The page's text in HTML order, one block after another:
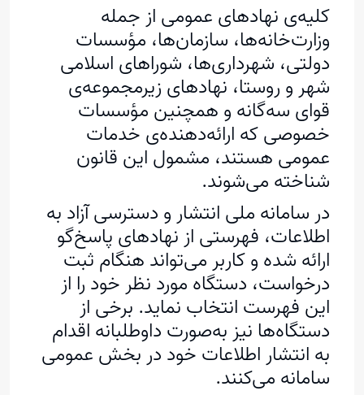
کلیه‌ی نهادهای عمومی از جمله
وزارت‌خانه‌ها، سازمان‌ها، مؤسسات
دولتی، شهرداری‌ها، شوراهای اسلامی
شهر و روستا، نهادهای زیرمجموعه‌ی
قوای سه‌گانه و همچنین مؤسسات
خصوصی که ارائه‌دهنده‌ی خدمات
عمومی هستند، مشمول این قانون
شناخته می‌شوند.
در سامانه‌ ملی انتشار و دسترسی آزاد به
اطلاعات، فهرستی از نهادهای پاسخ‌گو
ارائه شده و کاربر می‌تواند هنگام ثبت
درخواست، دستگاه مورد نظر خود را از
این فهرست انتخاب نماید. برخی از
دستگاه‌ها نیز به‌صورت داوطلبانه اقدام
به انتشار اطلاعات خود در بخش عمومی
سامانه می‌کنند.